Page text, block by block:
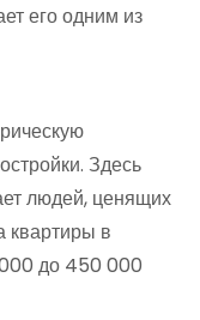
его одним из
Здесь
людей, ценящих
квартиры в
до 450 000